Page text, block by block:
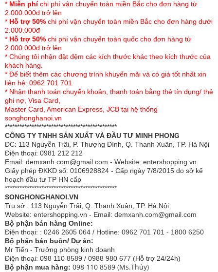
- Công nghệ nhuộm màu hiện đại theo tiêu chuẩn châu
Âu bảo đảm màu sắc bộ chăn ga gối luôn tươi mới trong
suốt quá trình sử dụng.
- Sản phẩm dễ dàng giặt sạch, không xù lông hay phai
màu sau khi giặt.
- Màu tươi sáng điểm họa tiết hài hòa mang phong cách
cổ điển sang trọng cho phòng ngủ nhà bạn
Với những điểm cộng hoàn hảo về chất lượng, bộ
ga gối Singapore Đế Vương10 món được các cặp đôi
đặc biệt yêu thích.
* Miễn phíchi phí vận chuyển toàn miền Bắc cho đơn hàng từ
2.000.000đ trở lên
* Hỗ trợ 50% chi phí vận chuyển toàn miền Bắc cho đơn hàng dưới
2.000.000đ
* Hỗ trợ 50% chi phí vận chuyển toàn quốc cho đơn hàng từ
2.000.000đ trở lên
* Chúng tôi nhận đặt đệm các kích thước khác theo kích thước của
khách hàng.
* Để biết thêm các chương trình khuyến mãi và có giá tốt nhất xin
liên hệ: 0962 701 701
* Nhận thanh toán chuyển khoản, thanh toán bằng thẻ tín dụng/ thẻ
ghi nợ, Visa Card,
Master Card, American Express, JCB tại hệ thống
songhonghanoi.vn
**********************************************
CÔNG TY TNHH SẢN XUẤT VÀ ĐẦU TƯ MINH PHONG
ĐC: 113 Nguyễn Trãi, P. Thượng Đình, Q. Thanh Xuân, TP. Hà Nội
Điện thoại: 0981 212 212
Email: demxanh.com@gmail.com - Website: entershopping.vn
Giấy phép ĐKKD số: 0106928824 - Cấp ngày 7/8/2015 do sở kế
hoạch đầu tư TP HN cấp
**********************************************
SONGHONGHANOI.VN
Trụ sở : 113 Nguyễn Trãi, Q. Thanh Xuân, TP. Hà Nội
Website: entershopping.vn - Email: demxanh.com@gmail.com
Bộ phận bán hàng Online:
Điện thoại: : 0246 2605 064 / Hotline: 0962 701 701 - 1800 6250
Bộ phận bán buôn/ Dự án:
Mr Tiến - Trưởng phòng kinh doanh
Điện thoại: 098 110 8589 / 0988 980 677 (Hỗ trợ 24/24h)
Bộ phận mua hàng: 098 110 8589 (Ms.Thủy)